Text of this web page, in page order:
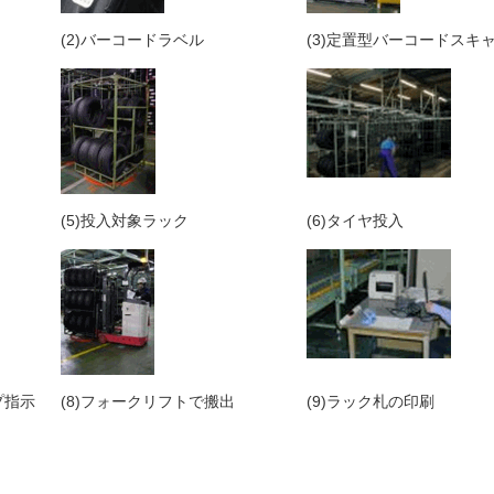
(2)バーコードラベル (3)定置型バーコードスキ
(5)投入対象ラック (6)タイヤ投入
指示 (8)フォークリフトで搬出 (9)ラック札の印刷